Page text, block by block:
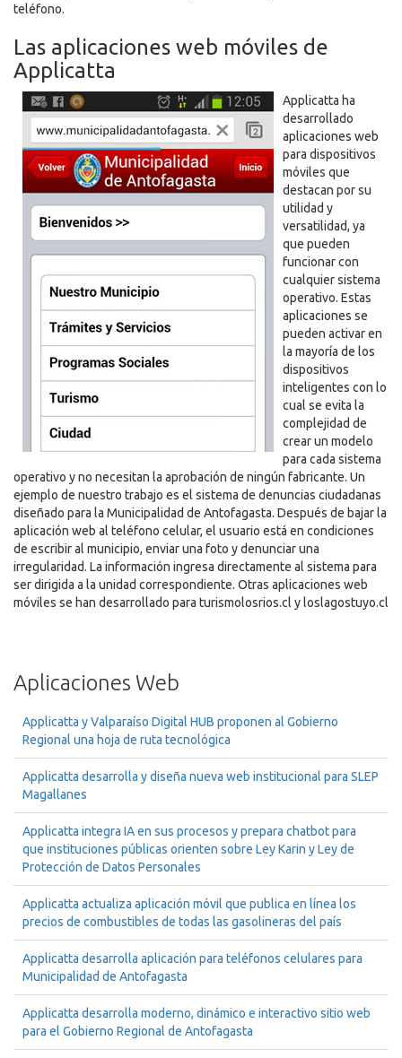
teléfono.
Las aplicaciones web móviles de
Applicatta
Applicatta ha
desarrollado
aplicaciones web
para dispositivos
móviles que
destacan por su
utilidad y
versatilidad, ya
que pueden
funcionar con
cualquier sistema
operativo. Estas
aplicaciones se
pueden activar en
la mayoría de los
dispositivos
inteligentes con lo
cual se evita la
complejidad de
crear un modelo
para cada sistema
operativo y no necesitan la aprobación de ningún fabricante. Un
ejemplo de nuestro trabajo es el sistema de denuncias ciudadanas
diseñado para la Municipalidad de Antofagasta. Después de bajar la
aplicación web al teléfono celular, el usuario está en condiciones
de escribir al municipio, enviar una foto y denunciar una
irregularidad. La información ingresa directamente al sistema para
ser dirigida a la unidad correspondiente. Otras aplicaciones web
móviles se han desarrollado para turismolosrios.cl y loslagostuyo.cl
Aplicaciones Web
Applicatta y Valparaíso Digital HUB proponen al Gobierno
Regional una hoja de ruta tecnológica
Applicatta desarrolla y diseña nueva web institucional para SLEP
Magallanes
Applicatta integra IA en sus procesos y prepara chatbot para
que instituciones públicas orienten sobre Ley Karin y Ley de
Protección de Datos Personales
Applicatta actualiza aplicación móvil que publica en línea los
precios de combustibles de todas las gasolineras del país
Applicatta desarrolla aplicación para teléfonos celulares para
Municipalidad de Antofagasta
Applicatta desarrolla moderno, dinámico e interactivo sitio web
para el Gobierno Regional de Antofagasta